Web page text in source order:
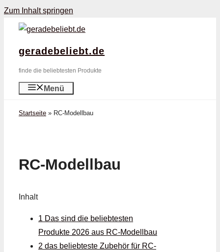
Zum Inhalt springen
geradebeliebt.de
finde die beliebtesten Produkte
Menü
Startseite » RC-Modellbau
RC-Modellbau
Inhalt
1 Das sind die beliebtesten
Produkte 2026 aus RC-Modellbau
2 das beliebteste Zubehör für RC-